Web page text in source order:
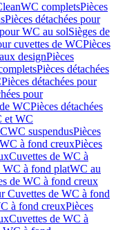
WC completsPièces
Pièces détachées pour
WC au solSièges de
cuvettes de WCPièces
designPièces
Pièces détachées
Pièces détachées pour
pour
WCPièces détachées
et WC
WC suspendusPièces
à fond creuxPièces
Cuvettes de WC à
WC à fond platWC au
de WC à fond creux
Cuvettes de WC à fond
à fond creuxPièces
Cuvettes de WC à